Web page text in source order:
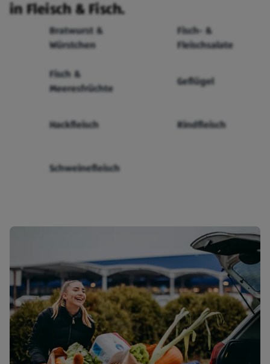
in Fleisch & Fisch.
Bratwurst &
Würstchen
Fisch- &
Fleischsalate
Fisch &
Meeresfrüchte
Geflügel
Hackfleisch Rindfleisch
Schweinefleisch